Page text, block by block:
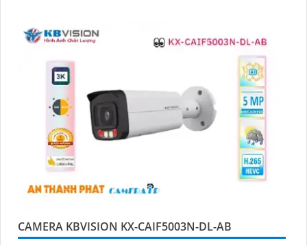
CAMERA KBVISION KX-CAIF5003N-DL-AB